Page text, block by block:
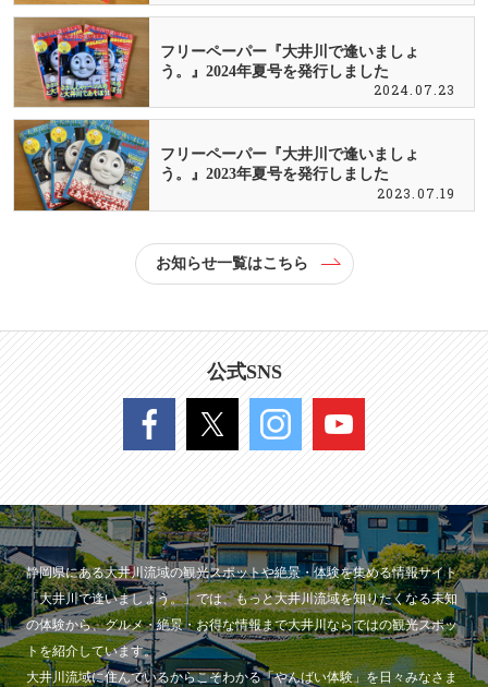
フリーペーパー『大井川で逢いましょ
う。』2024年夏号を発行しました
2024.07.23
フリーペーパー『大井川で逢いましょ
う。』2023年夏号を発行しました
2023.07.19
お知らせ一覧はこちら
公式SNS
静岡県にある大井川流域の観光スポットや絶景・体験を集める情報サイト
「大井川で逢いましょう。」では、もっと大井川流域を知りたくなる未知
の体験から、グルメ・絶景・お得な情報まで大井川ならではの観光スポッ
トを紹介しています。
大井川流域に住んでいるからこそわかる「やんばい体験」を日々みなさま